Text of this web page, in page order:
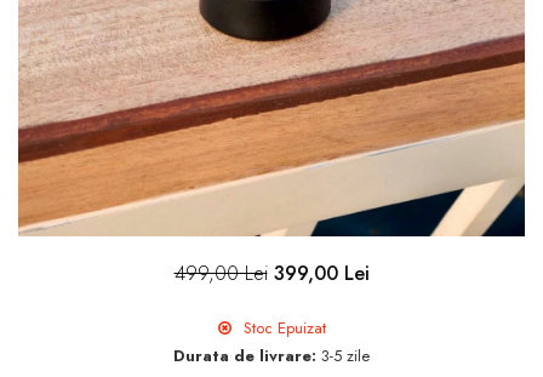
499,00 Lei 399,00 Lei
Stoc Epuizat
Durata de livrare: 3-5 zile